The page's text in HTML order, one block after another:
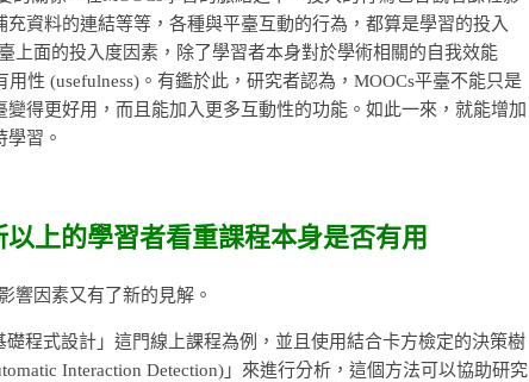
資料的連結等等，各種與平臺互動的行為，都算是學習的投入
上面的投入度因素，除了學習者本身對於學術相關的自我效能
性 (usefulness)。有鑑於此，研究者認為，MOOCs平臺不能只是
得更好用，而且能加入更多互動性的功能。如此一來，就能增加
習。
上的學習者看重課程本身是否有用
響因素又有了新的見解。
程式設計」這門線上課程為例，並且使用結合卡方檢定的決策樹
Interaction Detection)」來進行分析，這個方法可以協助研究